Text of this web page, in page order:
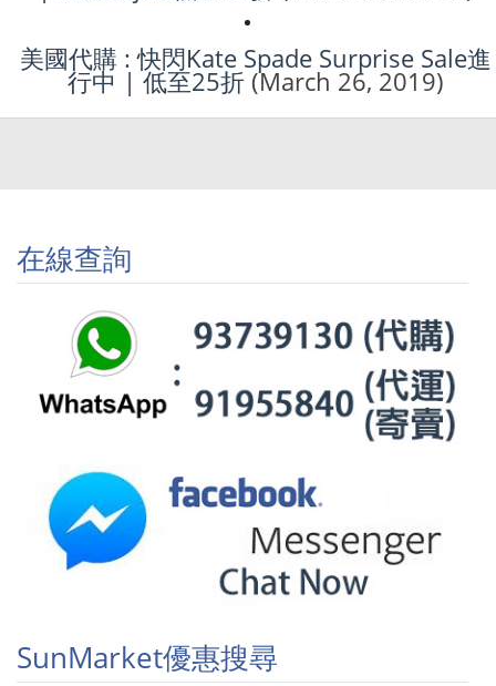
美國代購 : 快閃Kate Spade Surprise Sale進
行中 | 低至25折 (March 26, 2019)
在線查詢
SunMarket優惠搜尋